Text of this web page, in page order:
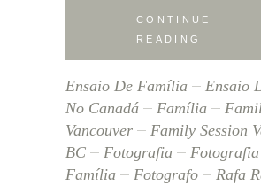
CONTINUE
READING
Ensaio De Família
Ensaio
No Canadá
Família
Vancouver
Family Session
BC
Fotografia
Família
Fotografo
Rafa